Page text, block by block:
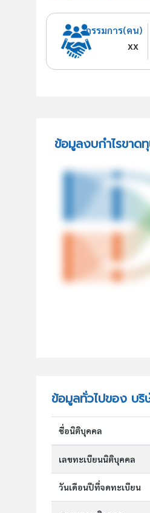
กรรมการ(คน)
xx
ข้อมูลงบกำไรขา
ข้อมูลทั่วไปของ บ
ชื่อนิติบุคคล
เลขทะเบียนนิติบุคคล
วันเดือนปีที่จดทะเบียน